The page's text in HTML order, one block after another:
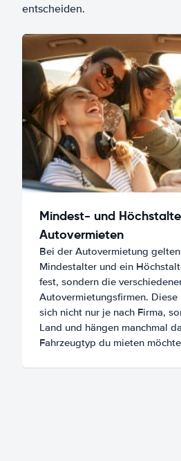
entscheiden.
Mindest- und
Autovermieten
Bei der Autovermietung
Mindestalter und ein
fest, sondern die
Autovermietungsfirmen. Diese
sich nicht nur je nach Firma,
Land und hängen manchmal
Fahrzeugtyp du mieten